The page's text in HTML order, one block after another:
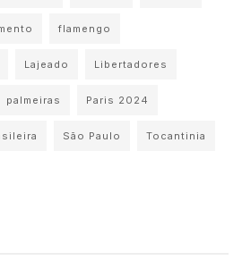
flamengo
Lajeado Libertadores
palmeiras Paris 2024
São Paulo Tocantinia